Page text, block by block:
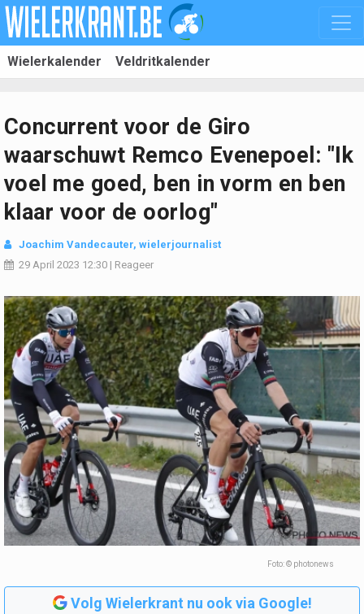
Wielerkalender Veldritkalender
Concurrent voor de Giro
waarschuwt Remco Evenepoel: "Ik
voel me goed, ben in vorm en ben
klaar voor de oorlog"
Joachim Vandecauter, wielerjournalist
29 April 2023 12:30 | Reageer
Foto: © photonews
Volg Wielerkrant nu ook via Google!